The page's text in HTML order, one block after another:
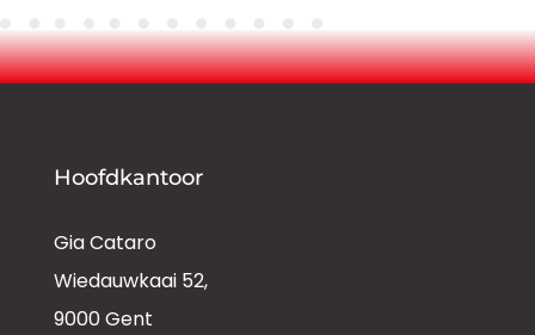
Hoofdkantoor
Gia Cataro
Wiedauwkaai 52,
9000 Gent